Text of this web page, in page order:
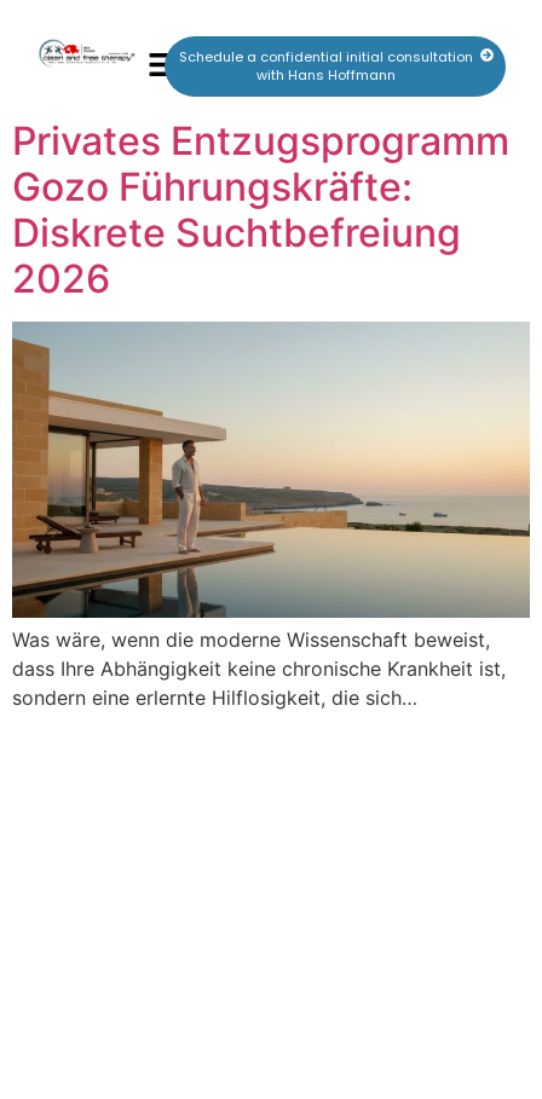
Schedule a confidential initial consultation
with Hans Hoffmann
Privates Entzugsprogramm
Gozo Führungskräfte:
Diskrete Suchtbefreiung
2026
Was wäre, wenn die moderne Wissenschaft beweist,
dass Ihre Abhängigkeit keine chronische Krankheit ist,
sondern eine erlernte Hilflosigkeit, die sich…